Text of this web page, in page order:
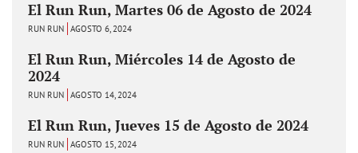
El Run Run, Martes 06 de Agosto de 2024
RUN RUN AGOSTO 6, 2024
El Run Run, Miércoles 14 de Agosto de
2024
RUN RUN AGOSTO 14, 2024
El Run Run, Jueves 15 de Agosto de 2024
RUN RUN AGOSTO 15, 2024